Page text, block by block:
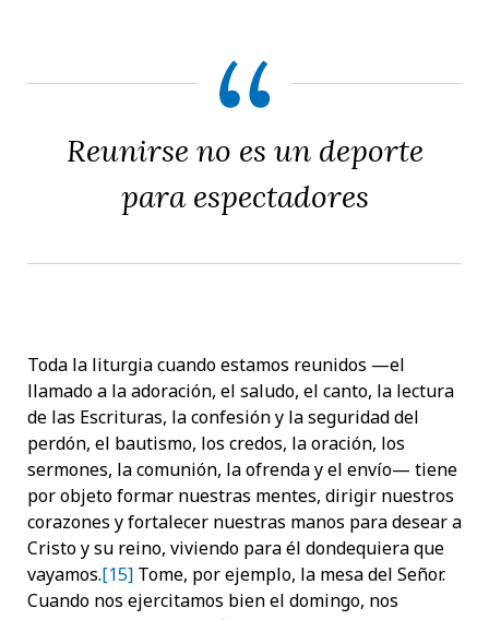
Reunirse no es un deporte
para espectadores
Toda la liturgia cuando estamos reunidos —el
llamado a la adoración, el saludo, el canto, la lectura
de las Escrituras, la confesión y la seguridad del
perdón, el bautismo, los credos, la oración, los
sermones, la comunión, la ofrenda y el envío— tiene
por objeto formar nuestras mentes, dirigir nuestros
corazones y fortalecer nuestras manos para desear a
Cristo y su reino, viviendo para él dondequiera que
vayamos.[15] Tome, por ejemplo, la mesa del Señor.
Cuando nos ejercitamos bien el domingo, nos